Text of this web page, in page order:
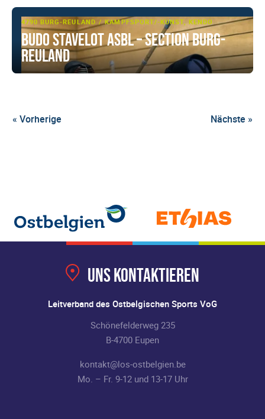
4790 BURG-REULAND KAMPFSPORT/-KUNST, KENDO
Budo Stavelot ASBL – Section Burg-
Reuland
« Vorherige Nächste »
Uns kontaktieren
Leitverband des Ostbelgischen Sports VoG
Schönefelderweg 235
B-4700 Eupen
kontakt@los-ostbelgien.be
Mo. – Fr. 9-12 und 13-17 Uhr